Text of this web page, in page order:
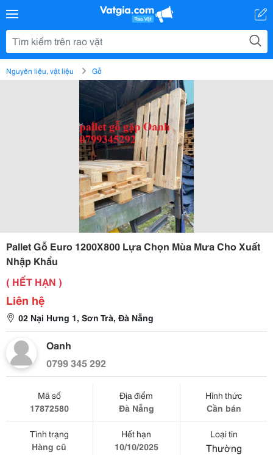
Nguyên liệu, vật liệu Gỗ
Pallet Gỗ Euro 1200X800 Lựa Chọn Mùa Mưa Cho Xuất
Nhập Khẩu
( HẾT HẠN )
Liên hệ
02 Nại Hưng 1, Sơn Trà, Đà Nẵng
Oanh
0799 345 292
Mã số
17872580
Địa điểm
Đà Nẵng
Hình thức
Cần bán
Tình trạng
Hàng cũ
Hết hạn
10/10/2025
Loại tin
Thường